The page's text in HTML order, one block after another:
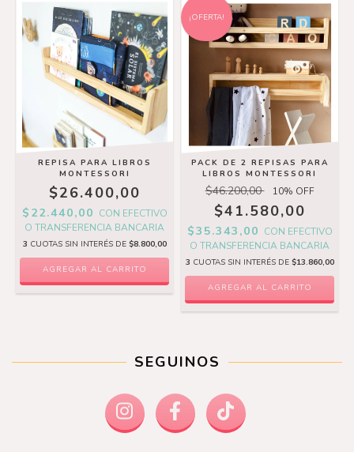
REPISA PARA LIBROS
MONTESSORI
$26.400,00
$22.440,00 CON EFECTIVO
O TRANSFERENCIA BANCARIA
3 CUOTAS SIN INTERÉS DE $8.800,00
AGREGAR AL CARRITO
¡OFERTA!
PACK DE 2 REPISAS PARA
LIBROS MONTESSORI
$46.200,00 10% OFF
$41.580,00
$35.343,00 CON EFECTIVO
O TRANSFERENCIA BANCARIA
3 CUOTAS SIN INTERÉS DE $13.860,00
AGREGAR AL CARRITO
SEGUINOS